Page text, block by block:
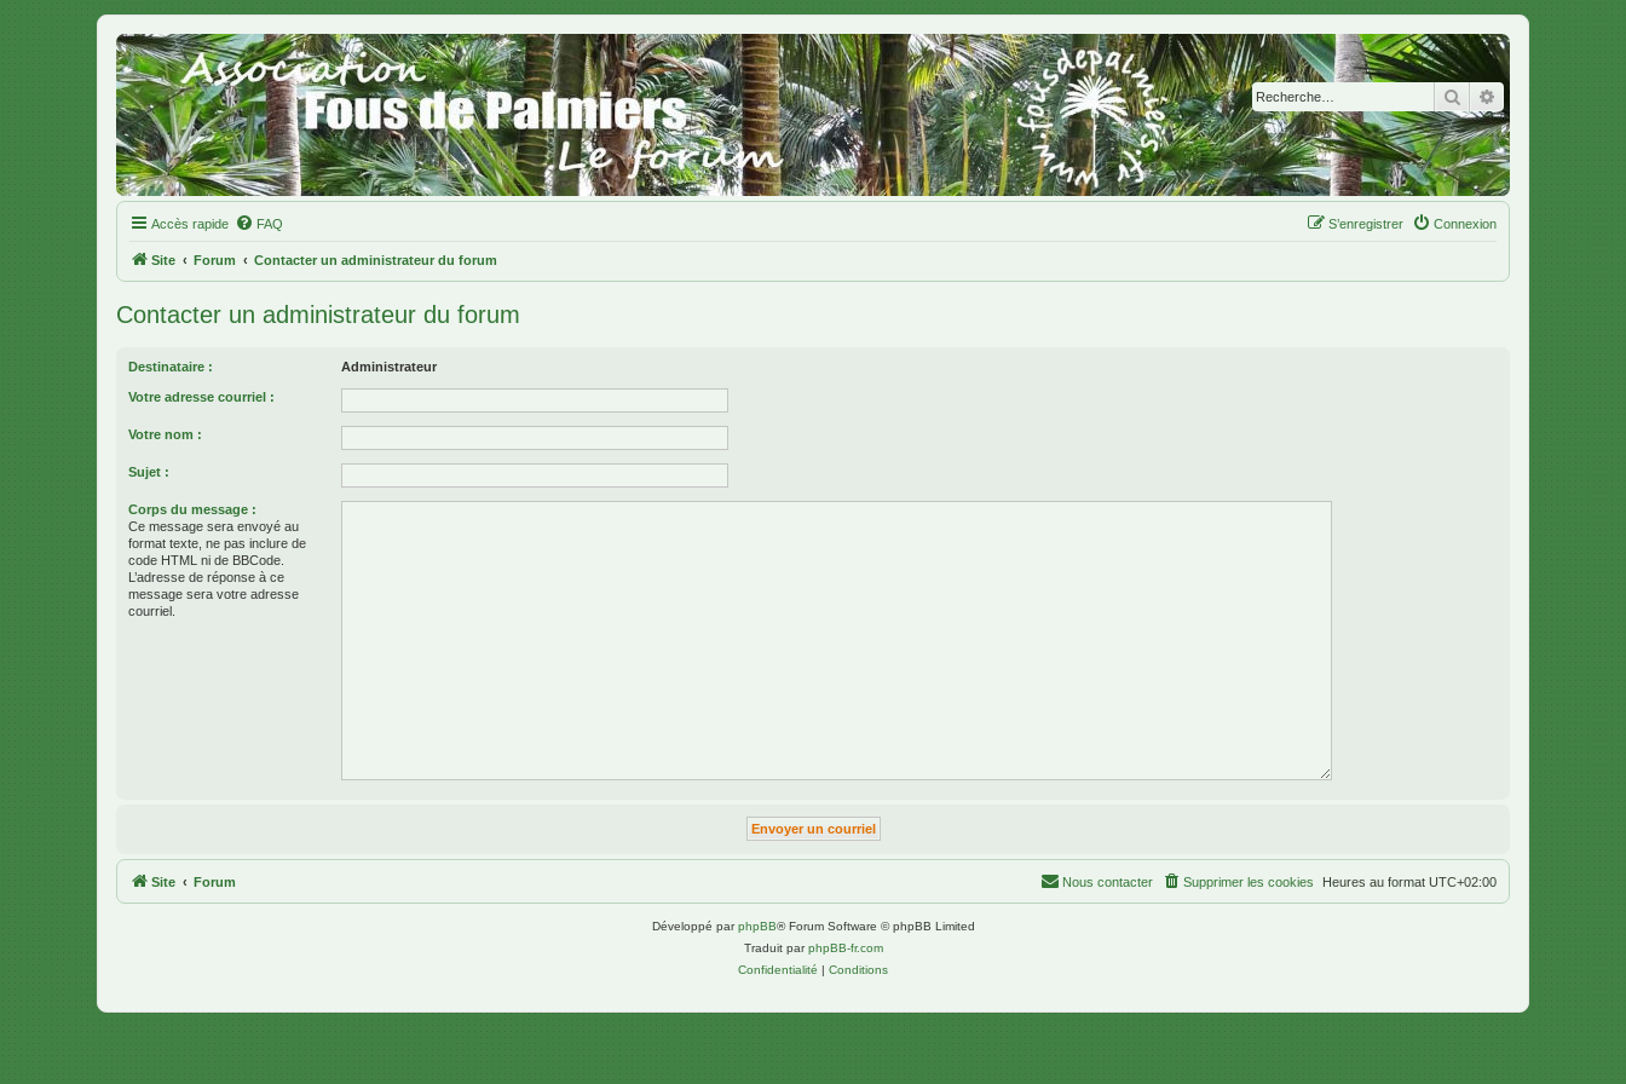
Rechercher
Accès rapide FAQ Connexion
S’enregistrer
Site Forum Contacter un administrateur du forum
Contacter un administrateur du forum
Destinataire : Administrateur
Votre adresse courriel :
Votre nom :
Sujet :
Corps du message :
Ce message sera envoyé au
format texte, ne pas inclure de
code HTML ni de BBCode.
L’adresse de réponse à ce
message sera votre adresse
courriel.
Site Forum Heures au format UTC+02:00
Supprimer les cookies
Nous contacter
Développé parphpBB® Forum Software © phpBB Limited
Traduit parphpBB-fr.com
Confidentialité | Conditions